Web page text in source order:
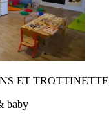
ET TROTTINETTE
baby